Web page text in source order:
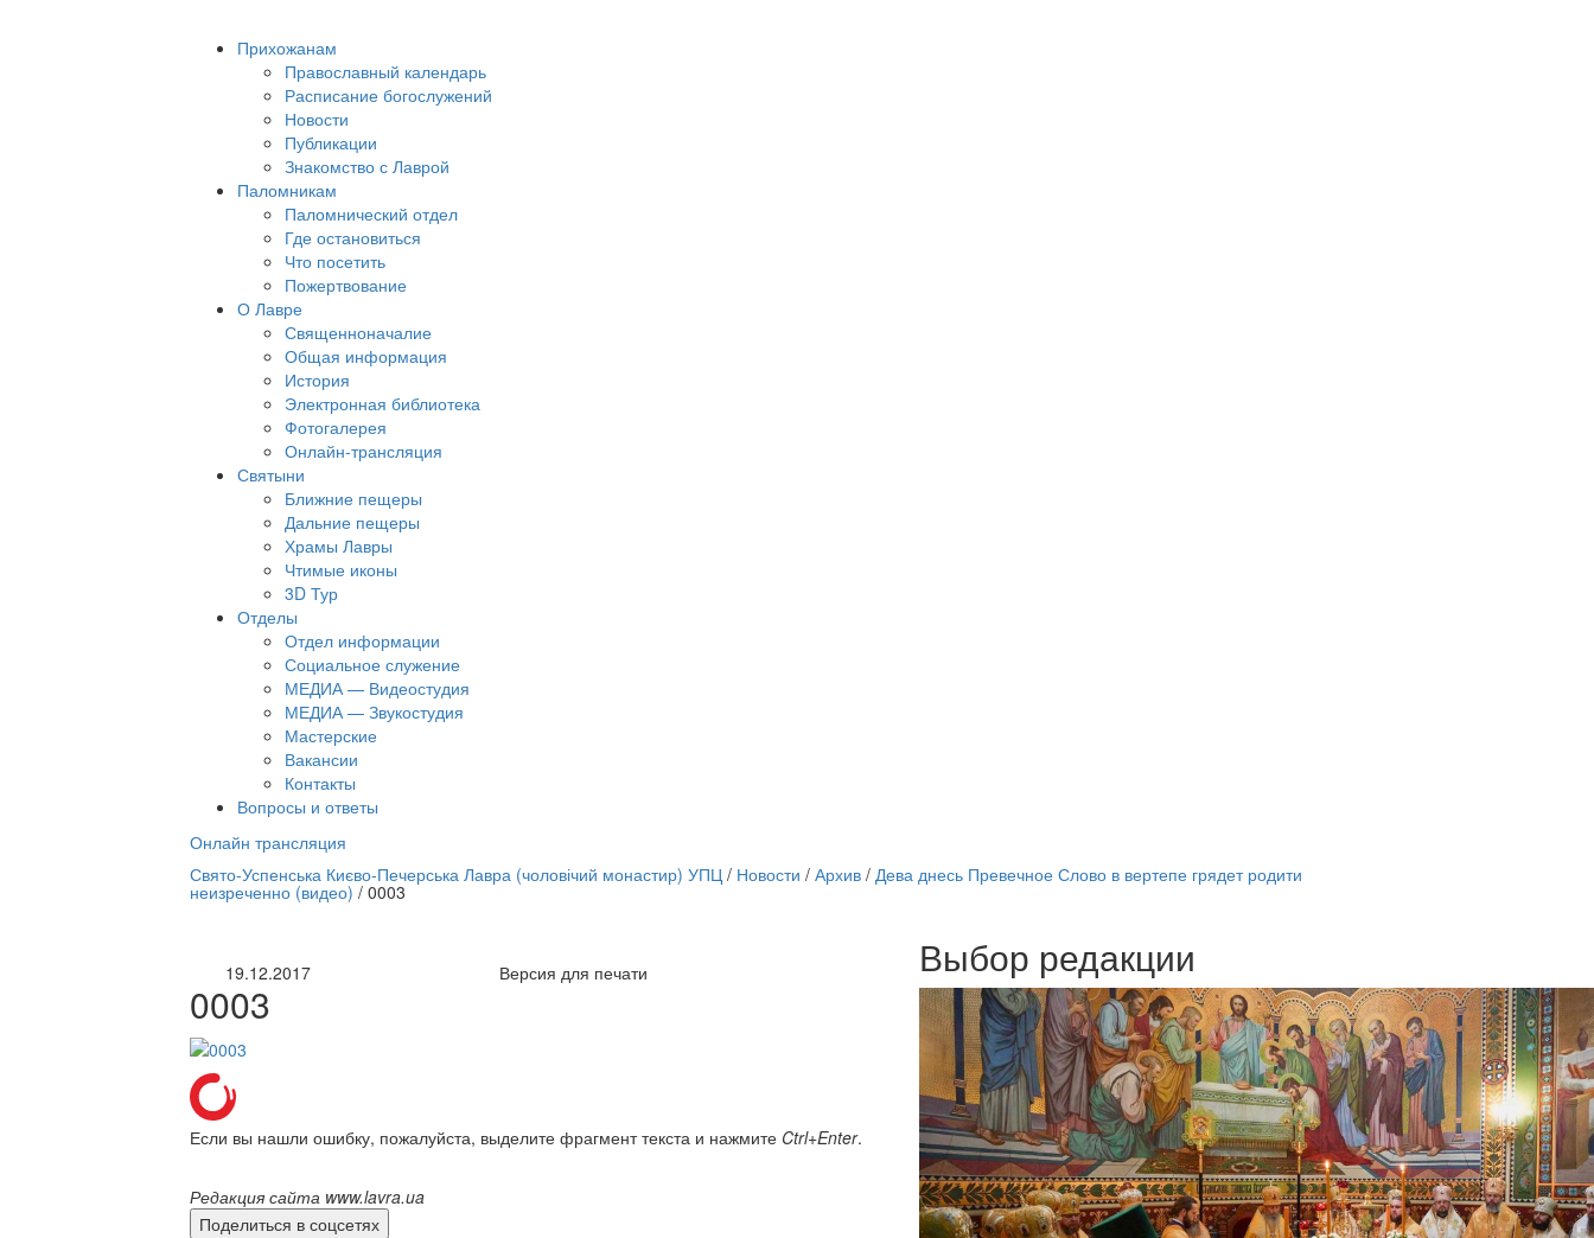
Прихожанам
Православный календарь
Расписание богослужений
Новости
Публикации
Знакомство с Лаврой
Паломникам
Паломнический отдел
Где остановиться
Что посетить
Пожертвование
О Лавре
Священноначалие
Общая информация
История
Электронная библиотека
Фотогалерея
Онлайн-трансляция
Святыни
Ближние пещеры
Дальние пещеры
Храмы Лавры
Чтимые иконы
3D Тур
Отделы
Отдел информации
Социальное служение
МЕДИА — Видеостудия
МЕДИА — Звукостудия
Мастерские
Вакансии
Контакты
Вопросы и ответы
Онлайн трансляция
12 сентября
Онлайн трансляции
12 сентября 2015Название трансляции
12 сентября 2015Название трансляции
12 сентября 2015Название трансляции
12 сентября 2015Название трансляции
12 сентября 2015Название трансляции
12 сентября 2015 Название трансляции
12 сентября 2015Название трансляции
12 сентября 2015Название трансляции
Перейти к архиву
Свято-Успенська Києво-Печерська Лавра (чоловічий монастир) УПЦ/ Новости / Архив/ Дева днесь Превечное Слово в вертепе грядет родити
неизреченно (видео) / 0003
19.12.2017 Версия для печати
0003
Если вы нашли ошибку, пожалуйста, выделите фрагмент текста и нажмите Ctrl+Enter.
Редакция сайта www.lavra.ua
Поделиться в соцсетях
Выбор редакции